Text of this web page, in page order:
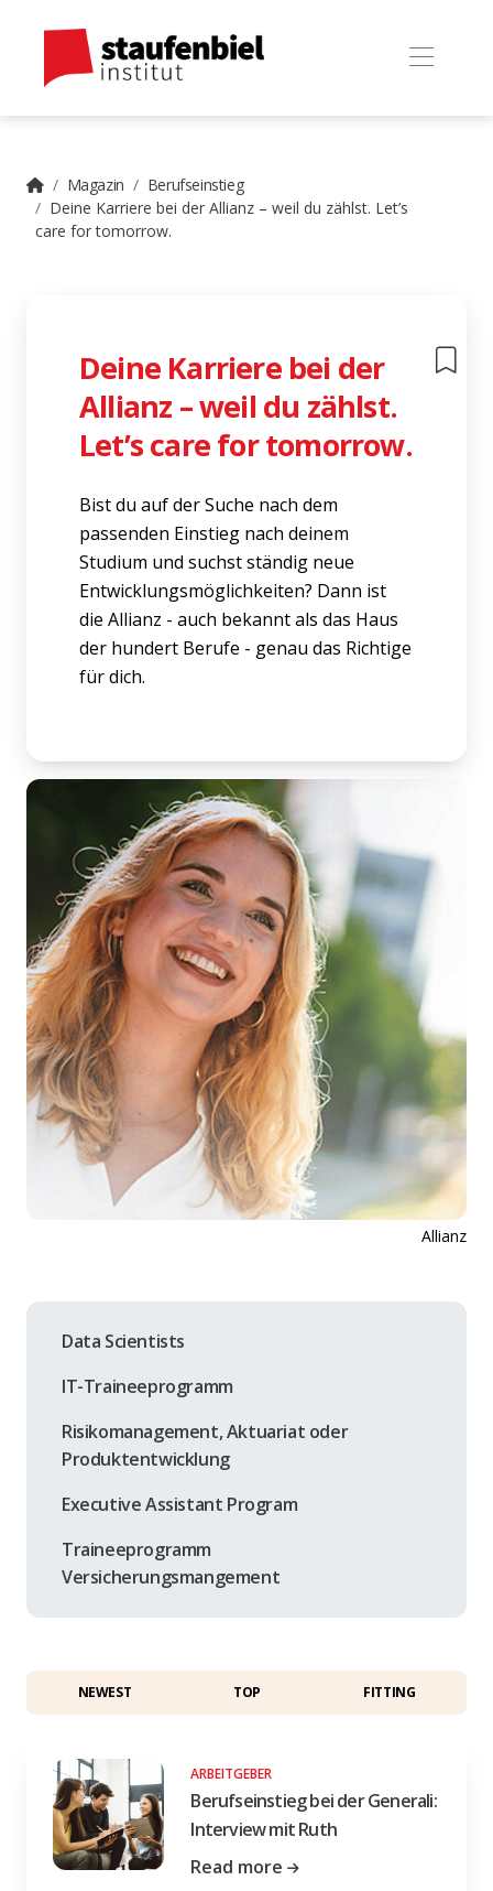
Magazin
Berufseinstieg
Deine Karriere bei der Allianz – weil du zählst. Let’s
care for tomorrow.
Deine Karriere bei der
Allianz – weil du zählst.
Let’s care for tomorrow.
Bist du auf der Suche nach dem
passenden Einstieg nach deinem
Studium und suchst ständig neue
Entwicklungsmöglichkeiten? Dann ist
die Allianz - auch bekannt als das Haus
der hundert Berufe - genau das Richtige
für dich.
Allianz
Data Scientists
IT-Traineeprogramm
Risikomanagement, Aktuariat oder
Produktentwicklung
Executive Assistant Program
Traineeprogramm
Versicherungsmangement
NEWEST TOP FITTING
ARBEITGEBER
Berufseinstieg bei der Generali:
Interview mit Ruth
Read more